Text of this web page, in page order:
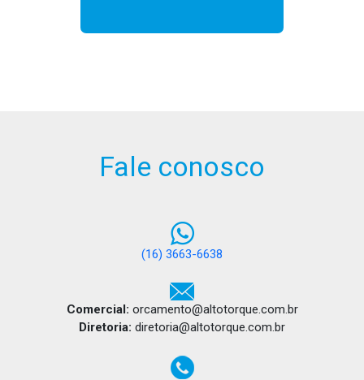
Fale conosco
(16) 3663-6638
Comercial: orcamento@altotorque.com.br
Diretoria: diretoria@altotorque.com.br